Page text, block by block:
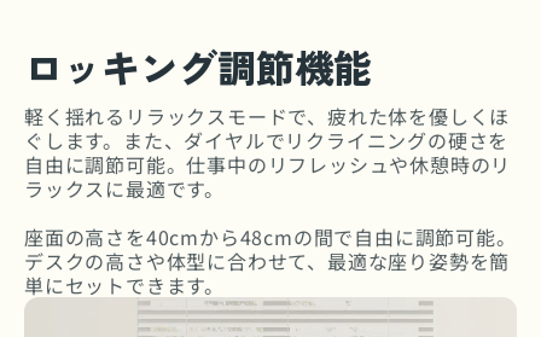
ロッキング調節機能
軽く揺れるリラックスモードで、疲れた体を優しくほ
ぐします。また、ダイヤルでリクライニングの硬さを
自由に調節可能。仕事中のリフレッシュや休憩時のリ
ラックスに最適です。
座面の高さを40cmから48cmの間で自由に調節可能。
デスクの高さや体型に合わせて、最適な座り姿勢を簡
単にセットできます。